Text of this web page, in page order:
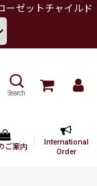
ーゼットチャイルド
Search
ご案内
International
Order